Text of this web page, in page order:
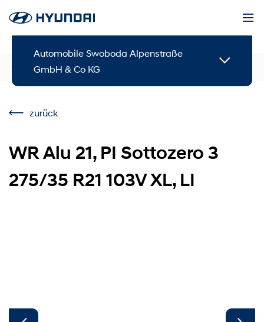
Automobile Swoboda Alpenstraße
GmbH & Co KG
Service & Zubehör
zurück
WR Alu 21, PI Sottozero 3
275/35 R21 103V XL, LI